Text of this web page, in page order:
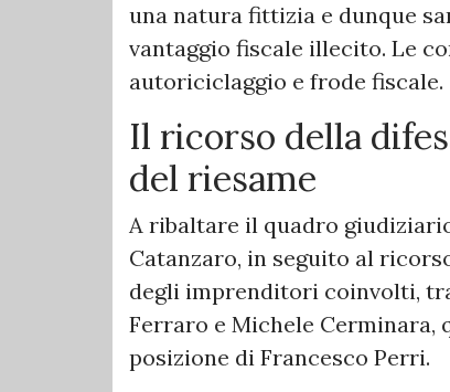
una natura fittizia e dunque
vantaggio fiscale illecito. Le
autoriciclaggio e frode fiscale.
Il ricorso della
del riesame
A ribaltare il quadro
Catanzaro, in seguito al
degli imprenditori coinvolti,
Ferraro e Michele Cerminara,
posizione di Francesco Perri.